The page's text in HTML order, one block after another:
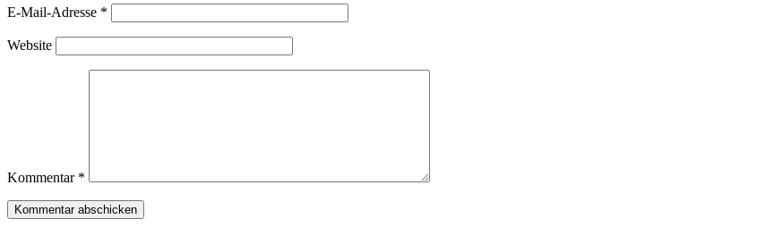
E-Mail-Adresse *
Website
Kommentar *